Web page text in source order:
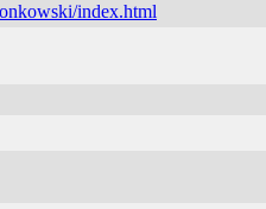
index.html